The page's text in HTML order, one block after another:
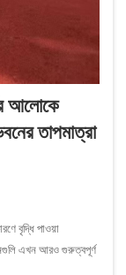
আলোকে
তাপমাত্রা
বৃদ্ধি পাওয়া
এখন আরও গুরুত্বপূর্ণ
তাপ উৎপাদন